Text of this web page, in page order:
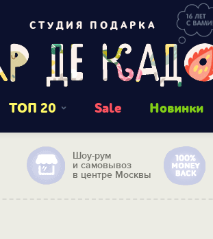
СТУДИЯ ПОДАРКА
ТОП 20 Sale Новинки
Шоу-рум
и самовывоз
в центре Москвы